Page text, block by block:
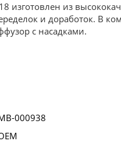
изготовлен из
и доработок. В
с насадками.
000938